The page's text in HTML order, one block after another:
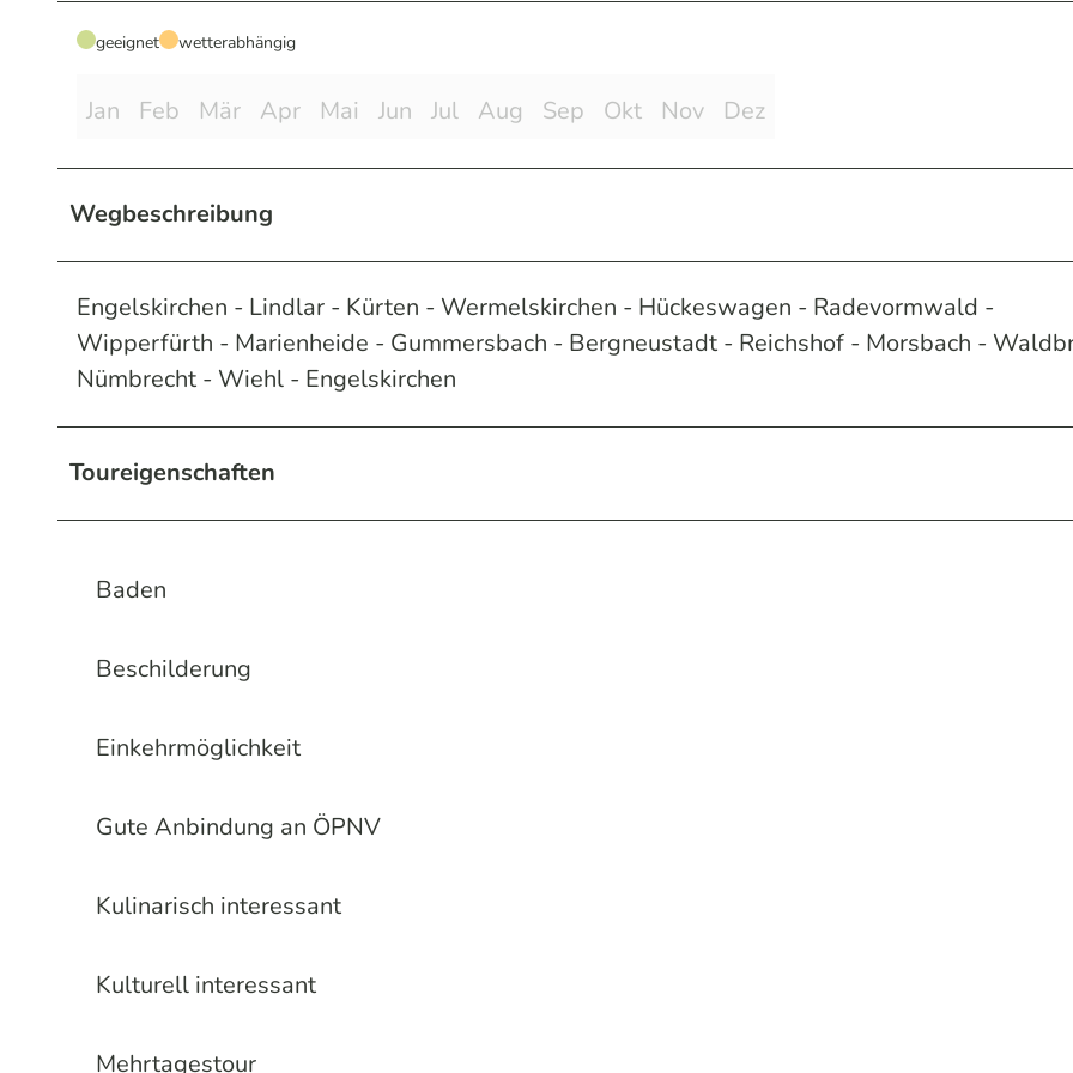
geeignet wetterabhängig
Jan Feb Mär Apr Mai Jun Jul Aug Sep Okt Nov Dez
Wegbeschreibung
Engelskirchen - Lindlar - Kürten - Wermelskirchen - Hückeswagen - Radevormwald -
Wipperfürth - Marienheide - Gummersbach - Bergneustadt - Reichshof - Morsbach -
Nümbrecht - Wiehl - Engelskirchen
Toureigenschaften
Baden
Beschilderung
Einkehrmöglichkeit
Gute Anbindung an ÖPNV
Kulinarisch interessant
Kulturell interessant
Mehrtagestour